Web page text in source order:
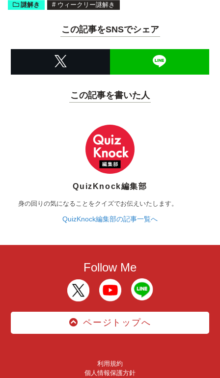
謎解き # ウィークリー謎解き
この記事をSNSでシェア
この記事を書いた人
QuizKnock編集部
身の回りの気になることをクイズでお伝えいたします。
QuizKnock編集部の記事一覧へ
Follow Me
ページトップへ
利用規約
個人情報保護方針